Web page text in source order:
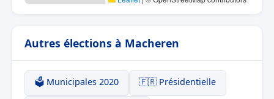
Autres élections à Macheren
🗳️ Municipales 2020 🇫🇷 Présidentielle